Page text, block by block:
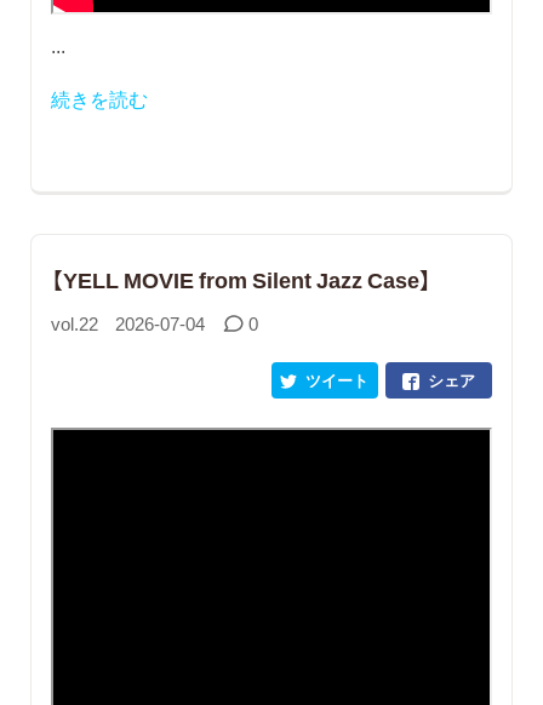
...
続きを読む
【YELL MOVIE from Silent Jazz Case】
vol.22 2026-07-04 0
シェア
ツイート